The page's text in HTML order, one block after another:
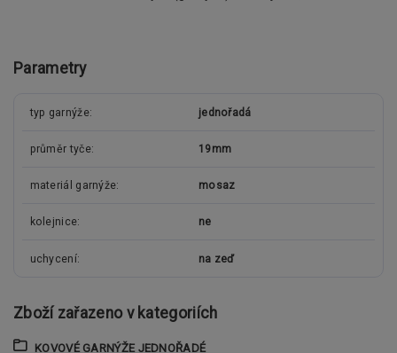
Parametry
typ garnýže jednořadá
průměr tyče 19mm
materiál garnýže mosaz
kolejnice ne
uchycení na zeď
Zboží zařazeno v kategoriích
KOVOVÉ GARNÝŽE JEDNOŘADÉ